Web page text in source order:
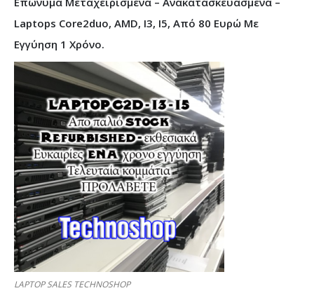
Laptops Core2duo, AMD, I3, I5, Από 80 Ευρώ Με
Εγγύηση 1 Χρόνο.
LAPTOP SALES TECHNOSHOP